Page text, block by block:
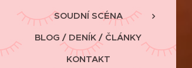
SOUDNÍ SCÉNA
BLOG / DENÍK / ČLÁNKY
KONTAKT